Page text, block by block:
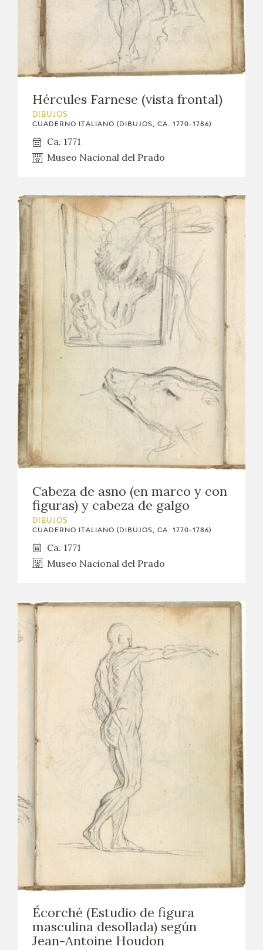
Hércules Farnese (vista frontal)
DIBUJOS
CUADERNO ITALIANO (DIBUJOS, CA. 1770-1786)
Ca. 1771
Museo Nacional del Prado
Cabeza de asno (en marco y con
figuras) y cabeza de galgo
DIBUJOS
CUADERNO ITALIANO (DIBUJOS, CA. 1770-1786)
Ca. 1771
Museo Nacional del Prado
Écorché (Estudio de figura
masculina desollada) según
Jean-Antoine Houdon